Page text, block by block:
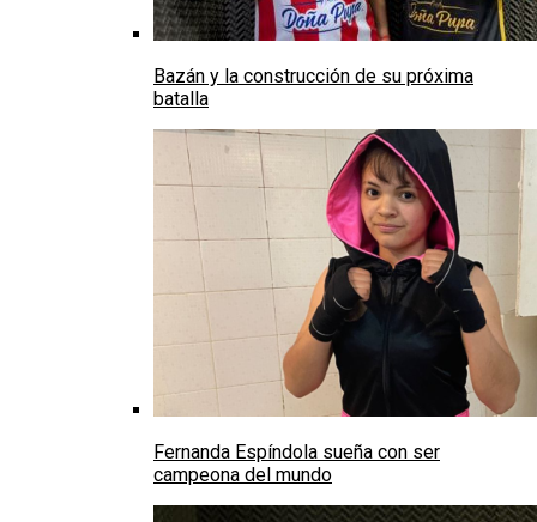
Bazán y la construcción de su próxima
batalla
Fernanda Espíndola sueña con ser
campeona del mundo